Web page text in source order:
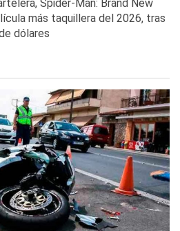
Spider-Man: Brand New
más taquillera del 2026, tras
dólares